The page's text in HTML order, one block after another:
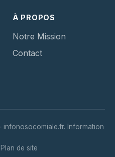
À PROPOS
Notre Mission
Contact
Information
Plan de site